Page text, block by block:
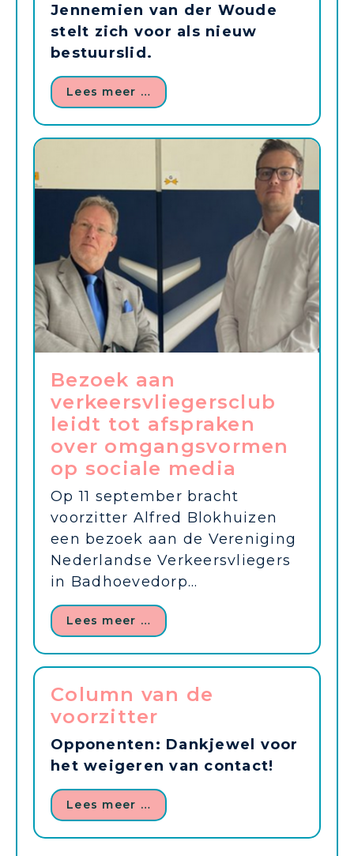
Jennemien van der Woude
stelt zich voor als nieuw
bestuurslid.
Lees meer …
Bezoek aan
verkeersvliegersclub
leidt tot afspraken
over omgangsvormen
op sociale media
Op 11 september bracht
voorzitter Alfred Blokhuizen
een bezoek aan de Vereniging
Nederlandse Verkeersvliegers
in Badhoevedorp...
Lees meer …
Column van de
voorzitter
Opponenten: Dankjewel voor
het weigeren van contact!
Lees meer …